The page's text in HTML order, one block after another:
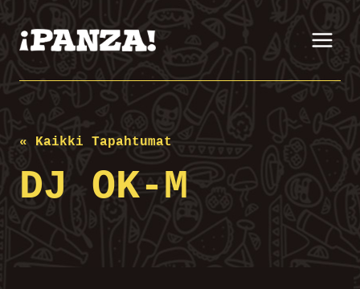
sisältöön
« Kaikki Tapahtumat
DJ OK-M